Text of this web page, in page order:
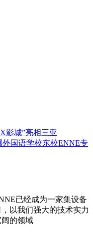
影城”亮相三亚
国语学校东校ENNE专
已经成为一家集设备
以我们强大的技术实力
的领域